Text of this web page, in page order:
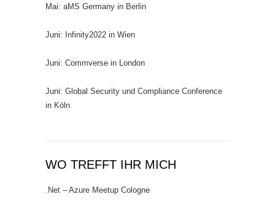
Mai: aMS Germany in Berlin
Juni: Infinity2022 in Wien
Juni: Commverse in London
Juni: Global Security und Compliance Conference
in Köln
WO TREFFT IHR MICH
.Net – Azure Meetup Cologne